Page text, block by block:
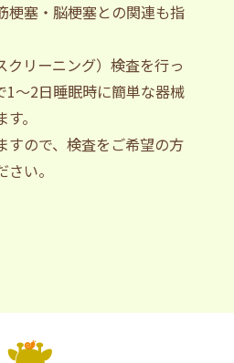
梗塞・脳梗塞との関連も指
クリーニング）検査を行っ
1～2日睡眠時に簡単な器械
。
すので、検査をご希望の方
い。